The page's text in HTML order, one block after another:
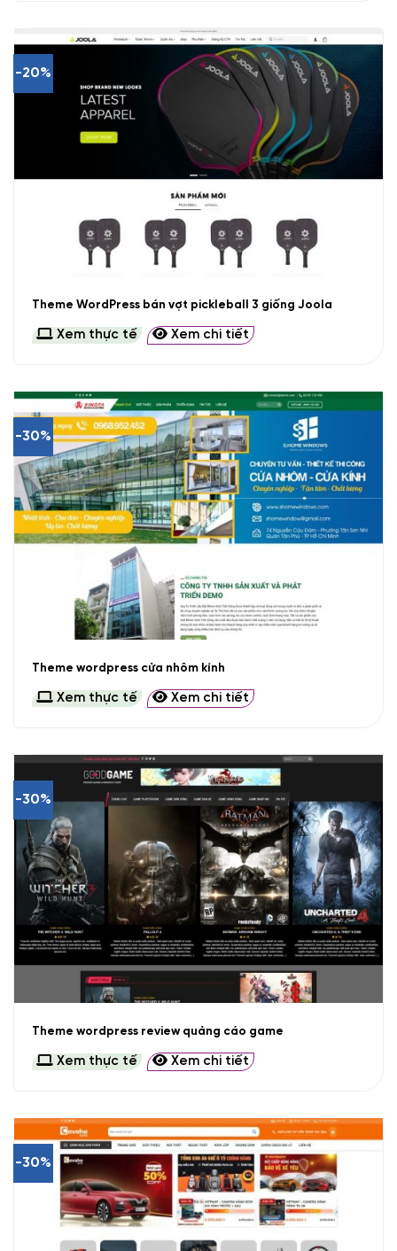
-20%
Theme WordPress bán vợt pickleball 3 giống Joola
Xem thực tế Xem chi tiết
-30%
Theme wordpress cửa nhôm kính
Xem thực tế Xem chi tiết
-30%
Theme wordpress review quảng cáo game
Xem thực tế Xem chi tiết
-30%